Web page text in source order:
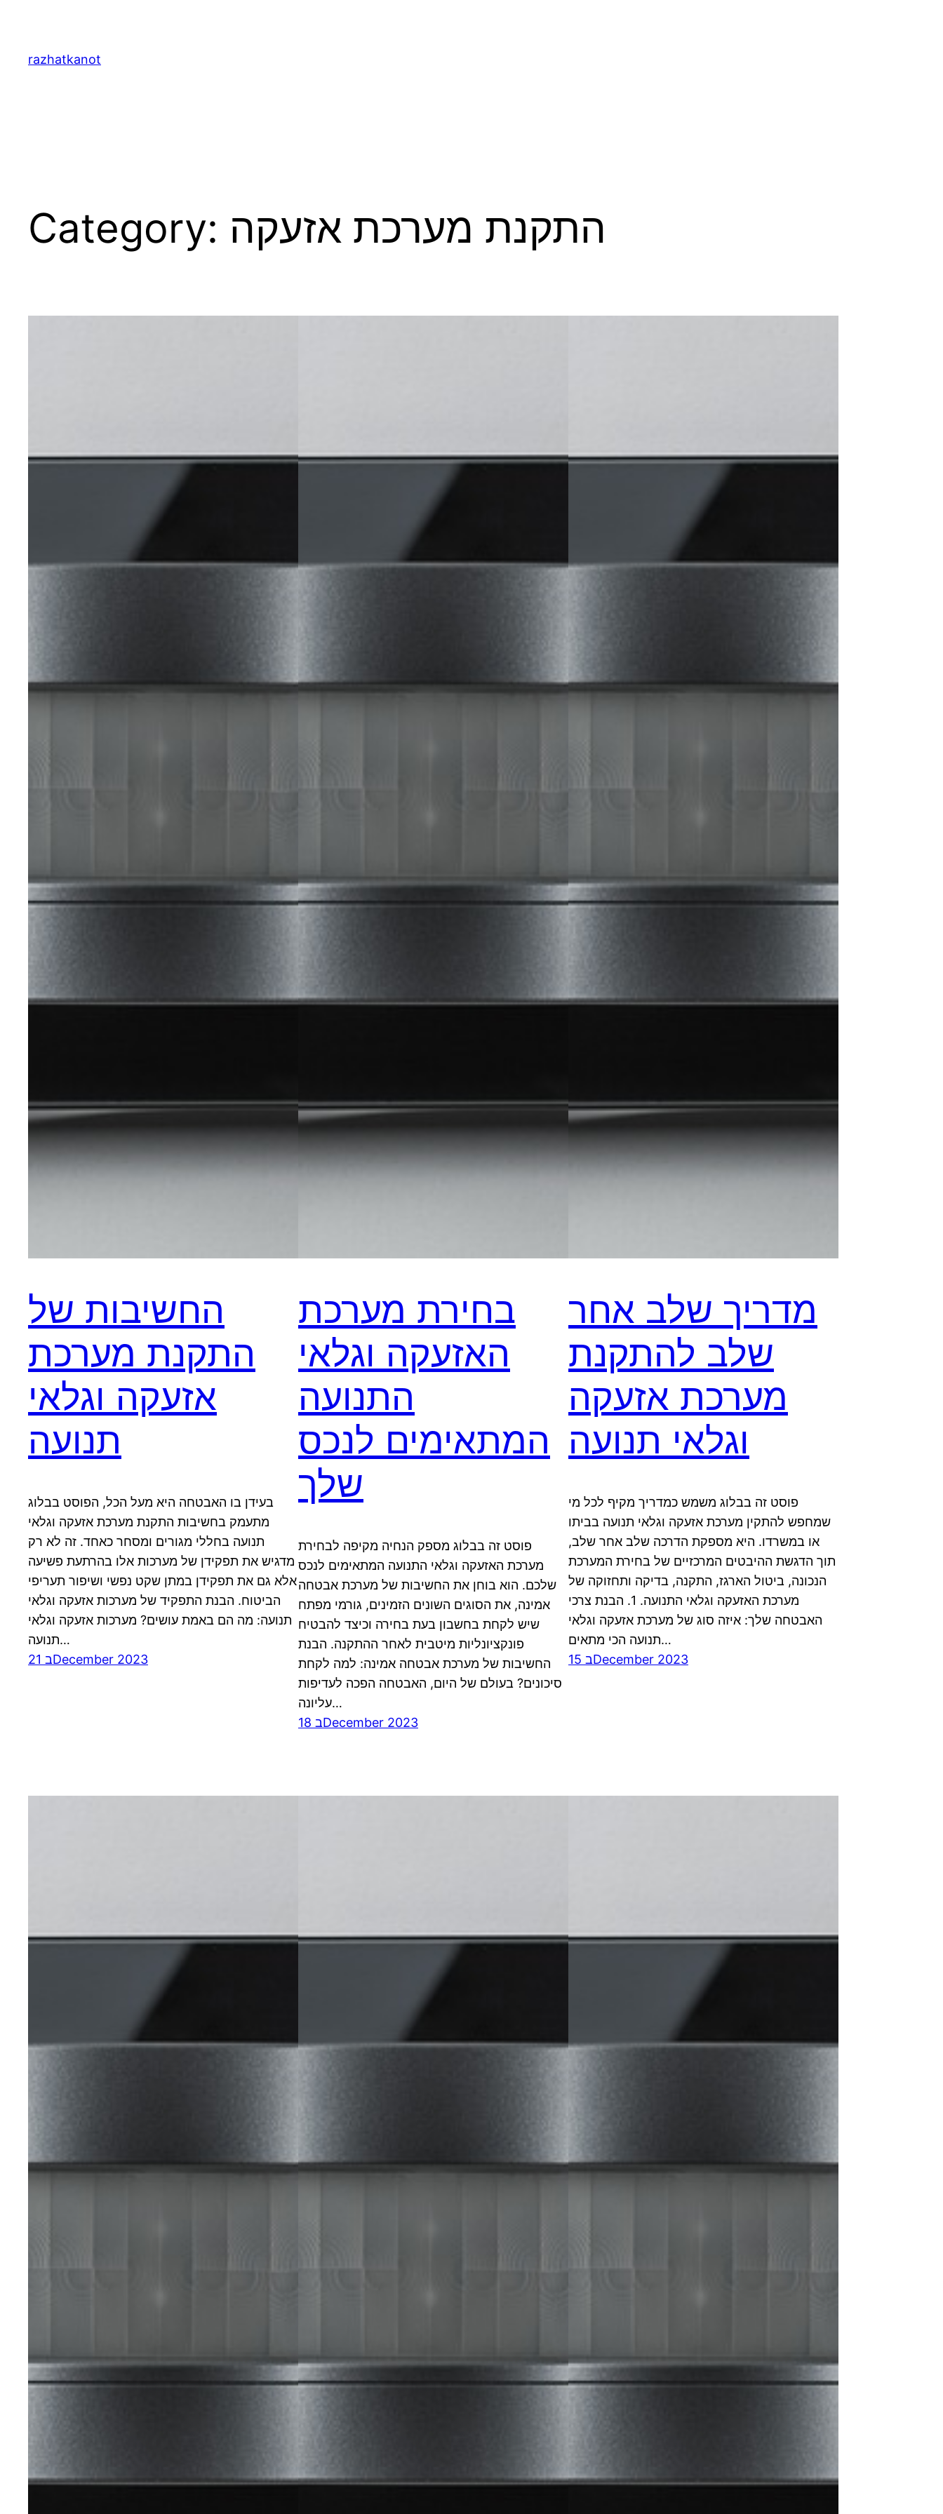
content
razhatkanot
Category: התקנת מערכת אזעקה
החשיבות של
התקנת מערכת
אזעקה וגלאי
תנועה
בעידן בו האבטחה היא מעל הכל, הפוסט בבלוג
מתעמק בחשיבות התקנת מערכת אזעקה וגלאי
תנועה בחללי מגורים ומסחר כאחד. זה לא רק
מדגיש את תפקידן של מערכות אלו בהרתעת פשיעה
אלא גם את תפקידן במתן שקט נפשי ושיפור תעריפי
הביטוח. הבנת התפקיד של מערכות אזעקה וגלאי
תנועה: מה הם באמת עושים? מערכות אזעקה וגלאי
תנועה…
21 בDecember 2023
בחירת מערכת
האזעקה וגלאי
התנועה
המתאימים לנכס
שלך
פוסט זה בבלוג מספק הנחיה מקיפה לבחירת
מערכת האזעקה וגלאי התנועה המתאימים לנכס
שלכם. הוא בוחן את החשיבות של מערכת אבטחה
אמינה, את הסוגים השונים הזמינים, גורמי מפתח
שיש לקחת בחשבון בעת בחירה וכיצד להבטיח
פונקציונליות מיטבית לאחר ההתקנה. הבנת
החשיבות של מערכת אבטחה אמינה: למה לקחת
סיכונים? בעולם של היום, האבטחה הפכה לעדיפות
עליונה…
18 בDecember 2023
מדריך שלב אחר
שלב להתקנת
מערכת אזעקה
וגלאי תנועה
פוסט זה בבלוג משמש כמדריך מקיף לכל מי
שמחפש להתקין מערכת אזעקה וגלאי תנועה בביתו
או במשרדו. היא מספקת הדרכה שלב אחר שלב,
תוך הדגשת ההיבטים המרכזיים של בחירת המערכת
הנכונה, ביטול הארגז, התקנה, בדיקה ותחזוקה של
מערכת האזעקה וגלאי התנועה. 1. הבנת צרכי
האבטחה שלך: איזה סוג של מערכת אזעקה וגלאי
תנועה הכי מתאים…
15 בDecember 2023